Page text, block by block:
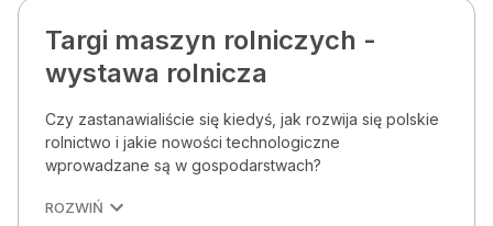
Targi maszyn rolniczych -
wystawa rolnicza
Czy zastanawialiście się kiedyś, jak rozwija się polskie
rolnictwo i jakie nowości technologiczne
wprowadzane są w gospodarstwach?
ROZWIŃ